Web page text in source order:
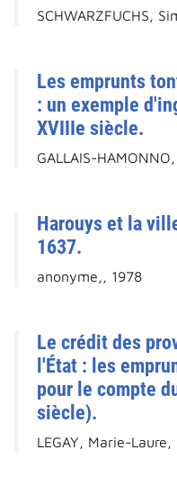
SCHWARZFUCHS,
Les emprunts
: un exemple
XVIIIe siècle.
GALLAIS-
Harouys et la
1637.
anonyme,, 1978
Le crédit des
l'État : les
pour le compte
siècle).
LEGAY, Marie-Laure,